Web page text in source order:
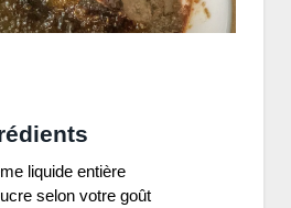
liquide entière
selon votre goût